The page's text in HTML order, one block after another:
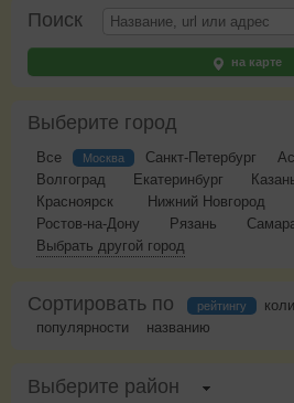
Поиск
на карте
Выберите город
Все Москва Санкт-Петербург
Волгоград
Екатеринбург
Красноярск
Нижний Новгород
Ростов-на-Дону
Рязань
Выбрать другой город
Сортировать по рейтингу
популярности
названию
Выберите район